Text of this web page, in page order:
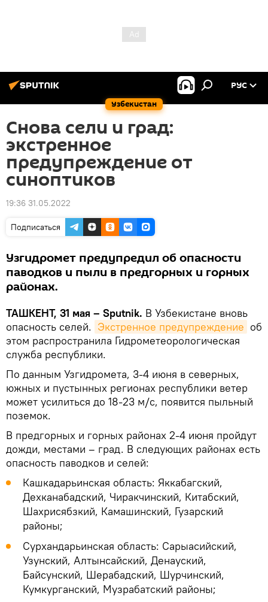
Узбекистан
РУС
Снова сели и град:
экстренное
предупреждение от
синоптиков
19:36 31.05.2022
Подписаться
Узгидромет предупредил об опасности
паводков и пыли в предгорных и горных
районах.
ТАШКЕНТ, 31 мая – Sputnik. В Узбекистане вновь
опасность селей. Экстренное предупреждение об
этом распространила Гидрометеорологическая
служба республики.
По данным Узгидромета, 3-4 июня в северных,
южных и пустынных регионах республики ветер
может усилиться до 18-23 м/с, появится пыльный
поземок.
В предгорных и горных районах 2-4 июня пройдут
дожди, местами – град. В следующих районах есть
опасность паводков и селей:
Кашкадарьинская область: Яккабагский,
Дехканабадский, Чиракчинский, Китабский,
Шахрисябзкий, Камашинский, Гузарский
районы;
Сурхандарьинская область: Сарыасийский,
Узунский, Алтынсайский, Денауский,
Байсунский, Шерабадский, Шурчинский,
Кумкурганский, Музрабатский районы;